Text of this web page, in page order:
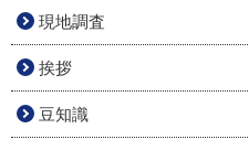
現地調査
挨拶
豆知識